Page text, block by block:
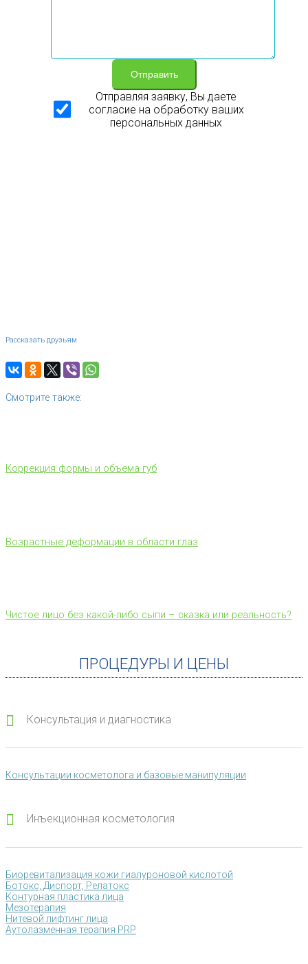
Отправить
Отправляя заявку, Вы даете
согласие на обработку ваших
персональных данных
Рассказать друзьям
Смотрите также:
Коррекция формы и объема губ
Возрастные деформации в области глаз
Чистое лицо без какой-либо сыпи – сказка или реальность?
ПРОЦЕДУРЫ И ЦЕНЫ
Консультация и диагностика
Консультации косметолога и базовые манипуляции
Инъекционная косметология
Биоревитализация кожи гиалуроновой кислотой
Ботокс, Диспорт, Релатокс
Контурная пластика лица
Мезотерапия
Нитевой лифтинг лица
Аутолазменная терапия PRP